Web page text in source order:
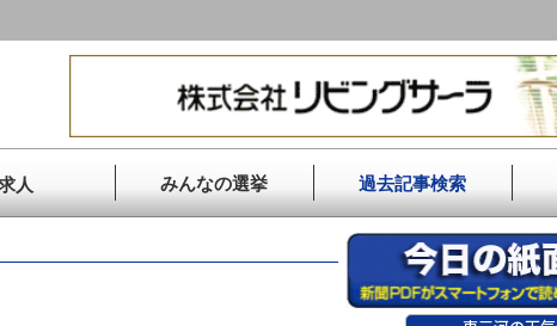
人 みんなの選挙 過去記事検索